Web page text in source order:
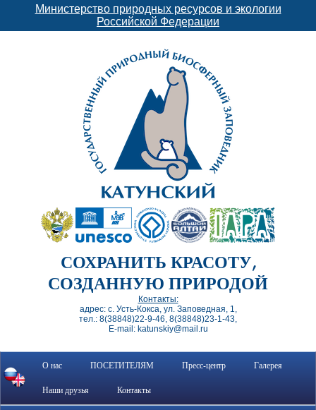
Министерство природных ресурсов и экологии
Российской Федерации
СОХРАНИТЬ КРАСОТУ,
СОЗДАННУЮ ПРИРОДОЙ
Контакты:
адрес: с. Усть-Кокса, ул. Заповедная, 1,
тел.: 8(38848)22-9-46, 8(38848)23-1-43,
E-mail: katunskiy@mail.ru
О нас ПОСЕТИТЕЛЯМ Пресс-центр Галерея
Наши друзья Контакты